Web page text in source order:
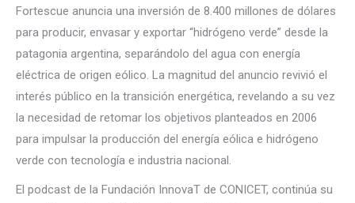
Fortescue anuncia una inversión de 8.400 millones de dólares
para producir, envasar y exportar “hidrógeno verde” desde la
patagonia argentina, separándolo del agua con energía
eléctrica de origen eólico. La magnitud del anuncio revivió el
interés público en la transición energética, revelando a su vez
la necesidad de retomar los objetivos planteados en 2006
para impulsar la producción del energía eólica e hidrógeno
verde con tecnología e industria nacional.
El podcast de la Fundación InnovaT de CONICET, continúa su